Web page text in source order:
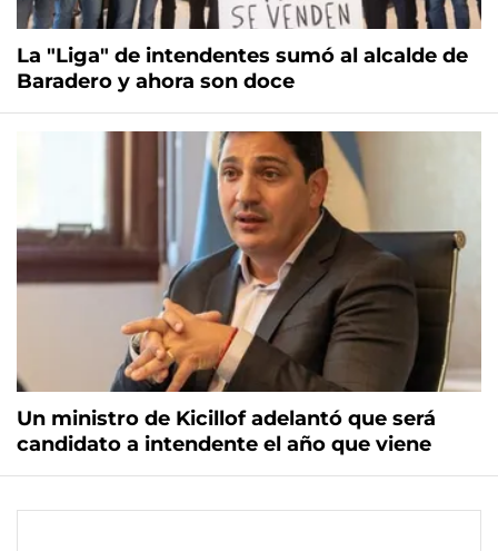
La "Liga" de intendentes sumó al alcalde de
Baradero y ahora son doce
Un ministro de Kicillof adelantó que será
candidato a intendente el año que viene